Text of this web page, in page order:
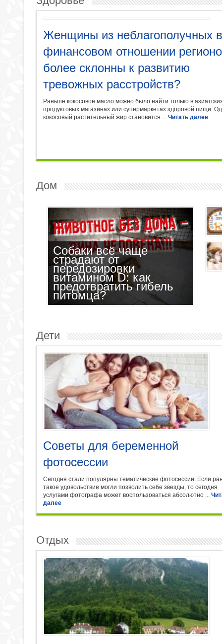
Женщины из неблагополучных в
финансовом отношении
более склонны к развитию
тревожных расстройств?
Раньше кокосовое масло можно было найти только в
продуктовых магазинах или супермаркетах здоровой пищи.
кокосовый растительный жир становится ... Читать далее
Дом
Собаки всё чаще
страдают от
передозировки
витамином D: как
предотвратить гибель
питомца?
Продолжительность жизни
Обязательно ли
Дети
Советы для беременной
фотосессии
Сегодня стали популярны тематические фотосессии. Если
такое удовольствие могли позволить себе звезды, то сегодня
услугами фотографа может воспользоваться абсолютно ...
далее
Отдых